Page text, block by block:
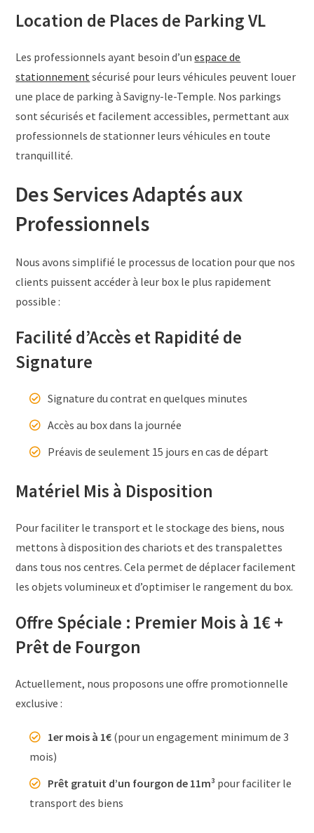
Location de Places de Parking VL
Les professionnels ayant besoin d’unespace de
stationnement sécurisé pour leurs véhicules peuvent louer
une place de parking à Savigny-le-Temple. Nos parkings
sont sécurisés et facilement accessibles, permettant aux
professionnels de stationner leurs véhicules en toute
tranquillité.
Des Services Adaptés aux
Professionnels
Nous avons simplifié le processus de location pour que nos
clients puissent accéder à leur box le plus rapidement
possible :
Facilité d’Accès et Rapidité de
Signature
Signature du contrat en quelques minutes
Accès au box dans la journée
Préavis de seulement 15 jours en cas de départ
Matériel Mis à Disposition
Pour faciliter le transport et le stockage des biens, nous
mettons à disposition des chariots et des transpalettes
dans tous nos centres. Cela permet de déplacer facilement
les objets volumineux et d’optimiser le rangement du box.
Offre Spéciale : Premier Mois à 1€ +
Prêt de Fourgon
Actuellement, nous proposons une offre promotionnelle
exclusive :
1er mois à 1€ (pour un engagement minimum de 3
mois)
Prêt gratuit d’un fourgon de 11m³ pour faciliter le
transport des biens